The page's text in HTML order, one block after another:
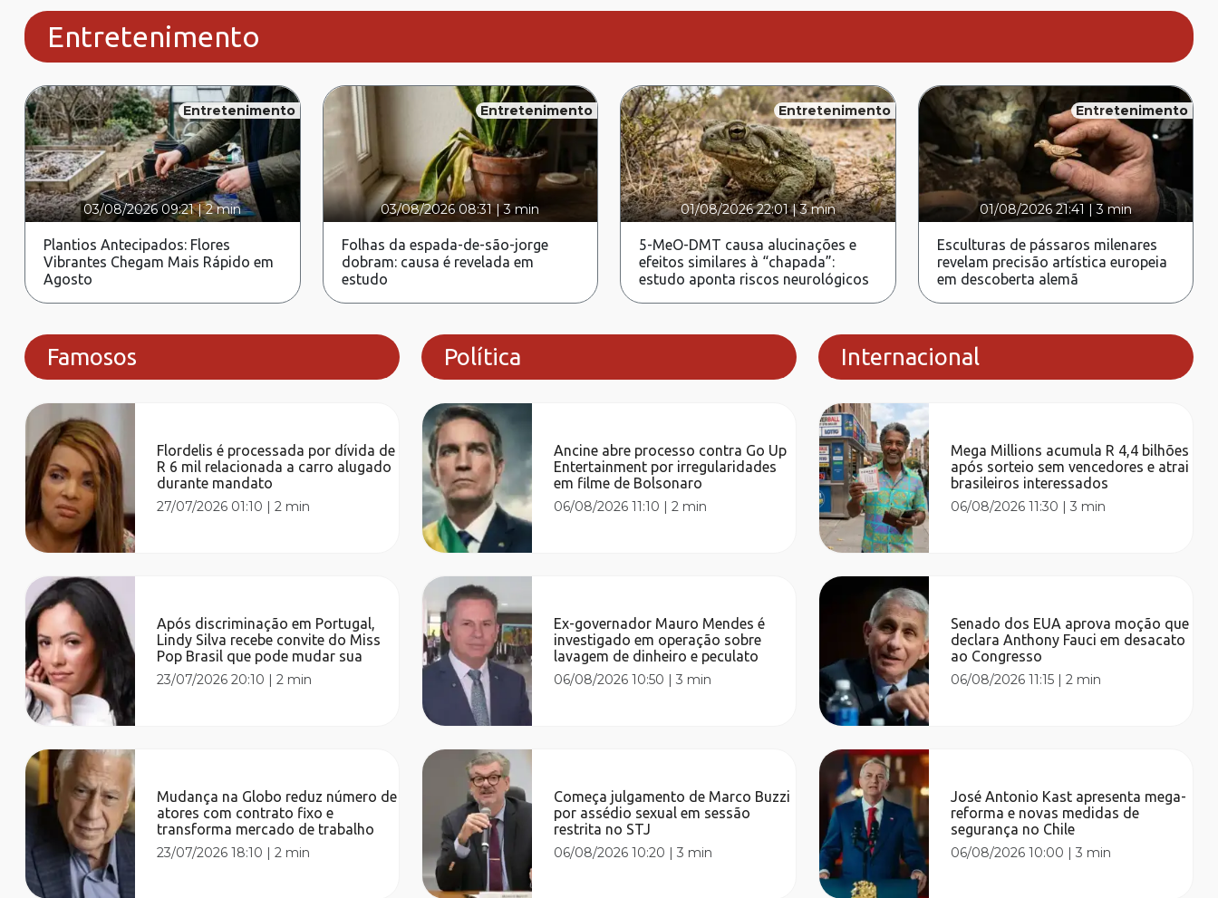
Entretenimento
Entretenimento
03/08/2026 09:21|2 min
Plantios Antecipados: Flores
Vibrantes Chegam Mais Rápido em
Agosto
Entretenimento
03/08/2026 08:31|3 min
Folhas da espada-de-são-jorge
dobram: causa é revelada em
estudo
Entretenimento
01/08/2026 22:01|3 min
5-MeO-DMT causa alucinações e
efeitos similares à “chapada”:
estudo aponta riscos neurológicos
Entretenimento
01/08/2026 21:41 |3 min
Esculturas de pássaros milenares
revelam precisão artística europeia
em descoberta alemã
Famosos
Flordelis é processada por dívida de
R 6 mil relacionada a carro alugado
durante mandato
27/07/2026 01:10 |2 min
Após discriminação em Portugal,
Lindy Silva recebe convite do Miss
Pop Brasil que pode mudar sua
23/07/2026 20:10 |2 min
Mudança na Globo reduz número de
atores com contrato fixo e
transforma mercado de trabalho
23/07/2026 18:10 |2 min
Política
Ancine abre processo contra Go Up
Entertainment por irregularidades
em filme de Bolsonaro
06/08/2026 11:10 |2 min
Ex-governador Mauro Mendes é
investigado em operação sobre
lavagem de dinheiro e peculato
06/08/2026 10:50 |3 min
Começa julgamento de Marco Buzzi
por assédio sexual em sessão
restrita no STJ
06/08/2026 10:20 |3 min
Internacional
Mega Millions acumula R 4,4 bilhões
após sorteio sem vencedores e atrai
brasileiros interessados
06/08/2026 11:30 |3 min
Senado dos EUA aprova moção que
declara Anthony Fauci em desacato
ao Congresso
06/08/2026 11:15 |2 min
José Antonio Kast apresenta mega-
reforma e novas medidas de
segurança no Chile
06/08/2026 10:00 |3 min